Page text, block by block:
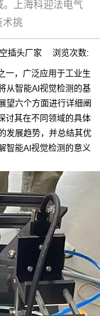
上海科迎法电气
术挑
插头厂家 浏览次数:
一，广泛应用于工业生
从智能AI视觉检测的基
望六个方面进行详细阐
讨其在不同领域的具体
发展趋势，并总结其优
智能AI视觉检测的意义